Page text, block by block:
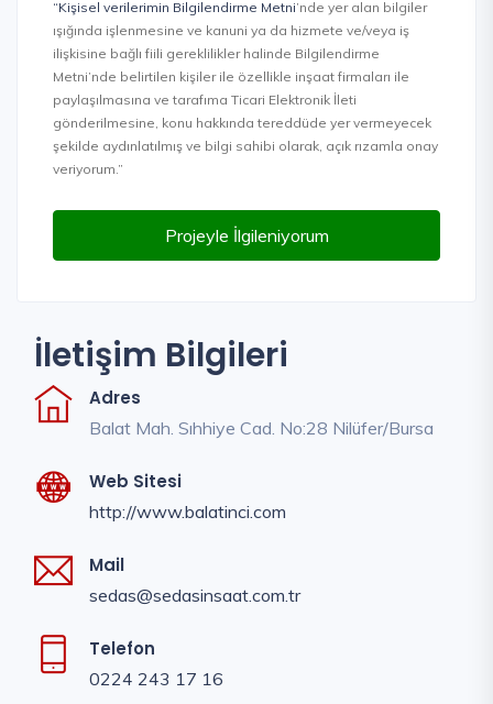
“Kişisel verilerimin Bilgilendirme Metni’nde yer alan bilgiler
ışığında işlenmesine ve kanuni ya da hizmete ve/veya iş
ilişkisine bağlı fiili gereklilikler halinde Bilgilendirme
Metni’nde belirtilen kişiler ile özellikle inşaat firmaları ile
paylaşılmasına ve tarafıma Ticari Elektronik İleti
gönderilmesine, konu hakkında tereddüde yer vermeyecek
şekilde aydınlatılmış ve bilgi sahibi olarak, açık rızamla onay
veriyorum.”
Projeyle İlgileniyorum
İletişim Bilgileri
Adres
Balat Mah. Sıhhiye Cad. No:28 Nilüfer/Bursa
Web Sitesi
http://www.balatinci.com
Mail
sedas@sedasinsaat.com.tr
Telefon
0224 243 17 16